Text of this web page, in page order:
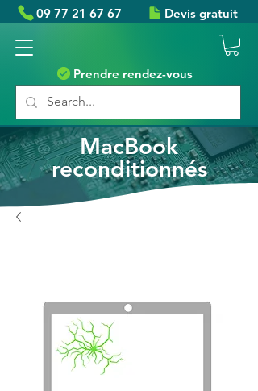
09 77 21 67 67 Devis gratuit
Prendre rendez-vous
MacBook
reconditionnés